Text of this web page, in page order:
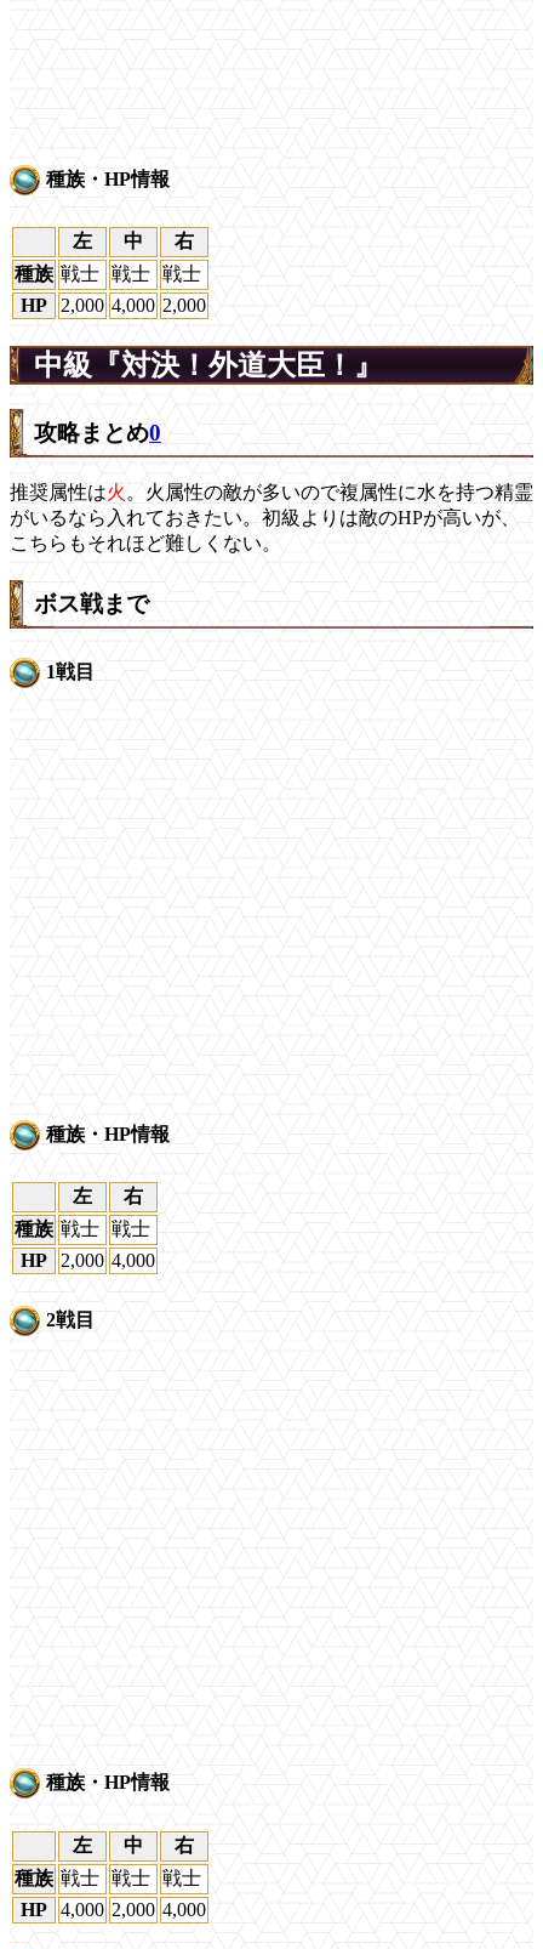
種族・HP情報
左 中
右
種族 戦士 戦士 戦士
HP
2,000 4,000 2,000
中級『対決！外道大臣！』
攻略まとめ0
推奨属性は火 。火属性の敵が多いので複属性に水を持つ精霊
がいるなら入れておきたい。初級よりは敵のHPが高いが、
こちらもそれほど難しくない。
ボス戦まで
1戦目
種族・HP情報
左
右
種族 戦士 戦士
HP
2,000 4,000
2戦目
種族・HP情報
左 中
右
種族 戦士 戦士 戦士
HP
4,000 2,000 4,000